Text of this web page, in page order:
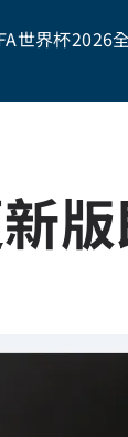
世界杯2026